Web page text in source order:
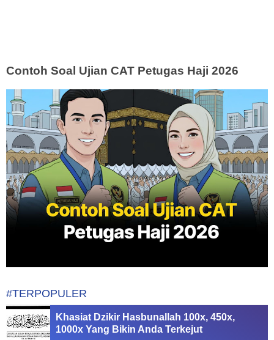
Contoh Soal Ujian CAT Petugas Haji 2026
#TERPOPULER
Khasiat Dzikir Hasbunallah 100x, 450x,
1000x Yang Bikin Anda Terkejut